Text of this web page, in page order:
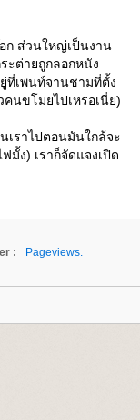
ก ส่วนใหญ่เป็นงาน
ะต่ายถูกลอกหนัง
ที่เพนท์จานชามที่ตั้ง
นขโมยไปเหรอเนี่ย)
ราไปตอนมันใกล้จะ
มั้ง) เราก็จัดแจงเปิด
:
Pageviews.